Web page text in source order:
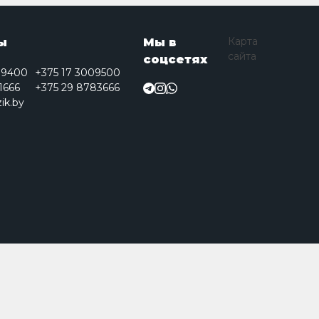
+375 17 3009500
+375 29 8783666
Мы в
соцсетях
Карта
сайта